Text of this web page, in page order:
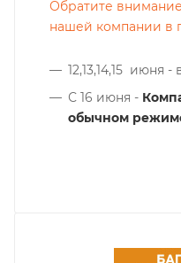
Обратите
нашей компании в
12,13,14,15 июня
С 16 июня -
обычном